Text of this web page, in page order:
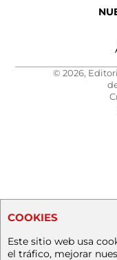
© 2026,
COOKIES
Este sitio web usa
el tráfico, mejorar